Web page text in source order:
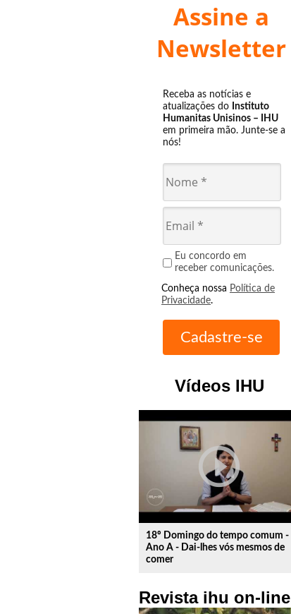
Assine a
Newsletter
Receba as notícias e
atualizações do Instituto
Humanitas Unisinos – IHU
em primeira mão. Junte-se a
nós!
Eu concordo em
receber comunicações.
Conheça nossa Política de
Privacidade.
Vídeos IHU
play_circle_outline
18º Domingo do tempo comum -
Ano A - Dai-lhes vós mesmos de
comer
Revista ihu on-line